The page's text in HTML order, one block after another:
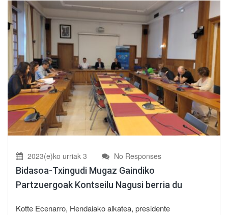
2023(e)ko urriak 3 No Responses
Bidasoa-Txingudi Mugaz Gaindiko
Partzuergoak Kontseilu Nagusi berria du
Kotte Ecenarro, Hendaiako alkatea, presidente